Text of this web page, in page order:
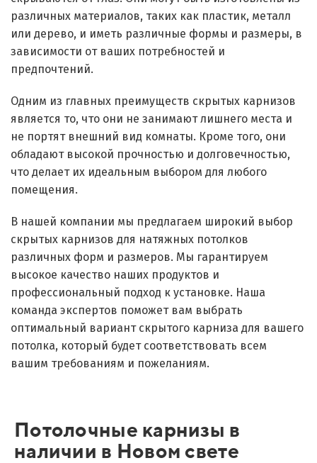
различных материалов, таких как пластик, металл
или дерево, и иметь различные формы и размеры, в
зависимости от ваших потребностей и
предпочтений.
Одним из главных преимуществ скрытых карнизов
является то, что они не занимают лишнего места и
не портят внешний вид комнаты. Кроме того, они
обладают высокой прочностью и долговечностью,
что делает их идеальным выбором для любого
помещения.
В нашей компании мы предлагаем широкий выбор
скрытых карнизов для натяжных потолков
различных форм и размеров. Мы гарантируем
высокое качество наших продуктов и
профессиональный подход к установке. Наша
команда экспертов поможет вам выбрать
оптимальный вариант скрытого карниза для вашего
потолка, который будет соответствовать всем
вашим требованиям и пожеланиям.
Потолочные карнизы в
наличии в Новом свете